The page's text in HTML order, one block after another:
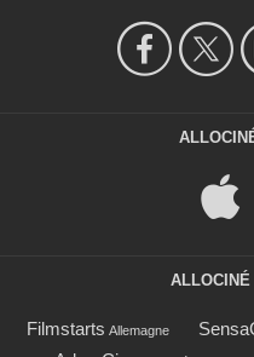
Filmstarts Allemagne